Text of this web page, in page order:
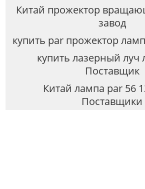
Китай прожектор
завод
купить par прожектор
купить лазерный луч
Поставщик
Китай лампа par 56
Поставщики